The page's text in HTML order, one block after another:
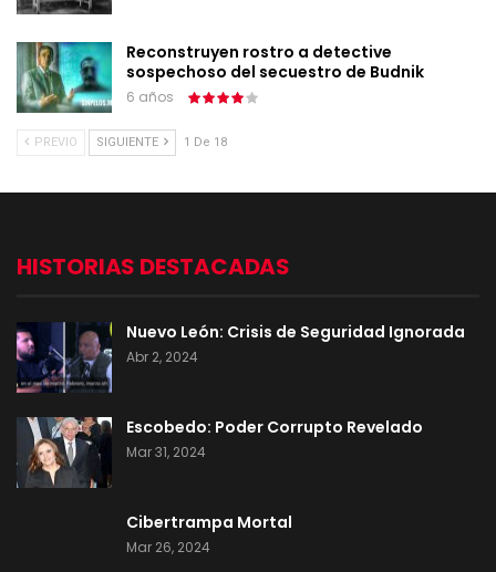
Reconstruyen rostro a detective
sospechoso del secuestro de Budnik
6 años
PREVIO SIGUIENTE 1 De 18
HISTORIAS DESTACADAS
Nuevo León: Crisis de Seguridad Ignorada
Abr 2, 2024
Escobedo: Poder Corrupto Revelado
Mar 31, 2024
Cibertrampa Mortal
Mar 26, 2024